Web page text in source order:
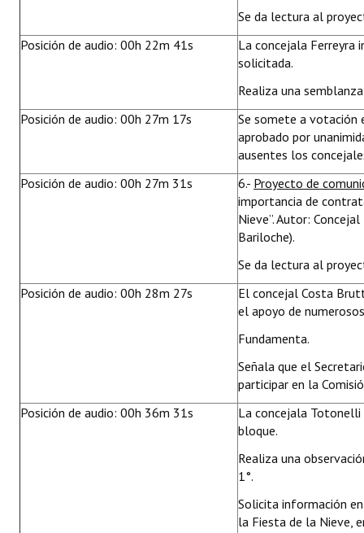
Se da lectura al
Posición de audio: 00h 22m 41s
La concejala Ferreyra
solicitada.
Realiza una
Posición de audio: 00h 27m 17s
Se somete a votación
aprobado por
ausentes los
Posición de audio: 00h 27m 31s
6.- Proyecto de
importancia de
Nieve”. Autor:
Bariloche).
Se da lectura al
Posición de audio: 00h 28m 27s
El concejal Costa
el apoyo de
Fundamenta.
Señala que el
participar en la
Posición de audio: 00h 36m 31s
La concejala Totonelli
bloque.
Realiza una
1°.
Solicita información
la Fiesta de la Nieve,